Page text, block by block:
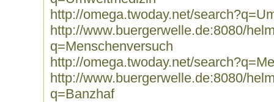
http://omega.twoday.net/
http://www.buergerwelle.de:8080/
q=Menschenversuch
http://omega.twoday.net/
http://www.buergerwelle.de:8080/
q=Banzhaf